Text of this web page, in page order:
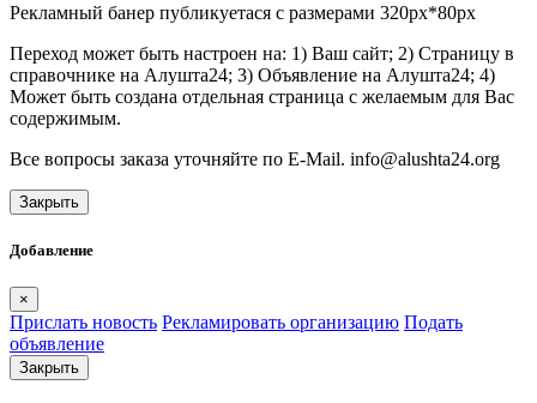
Рекламный банер публикуетася с размерами 320px*80px
Переход может быть настроен на: 1) Ваш сайт; 2) Страницу в
справочнике на Алушта24; 3) Объявление на Алушта24; 4)
Может быть создана отдельная страница с желаемым для Вас
содержимым.
Все вопросы заказа уточняйте по E-Mail. info@alushta24.org
Закрыть
Добавление
×
Прислать новость Рекламировать организацию Подать
объявление
Закрыть